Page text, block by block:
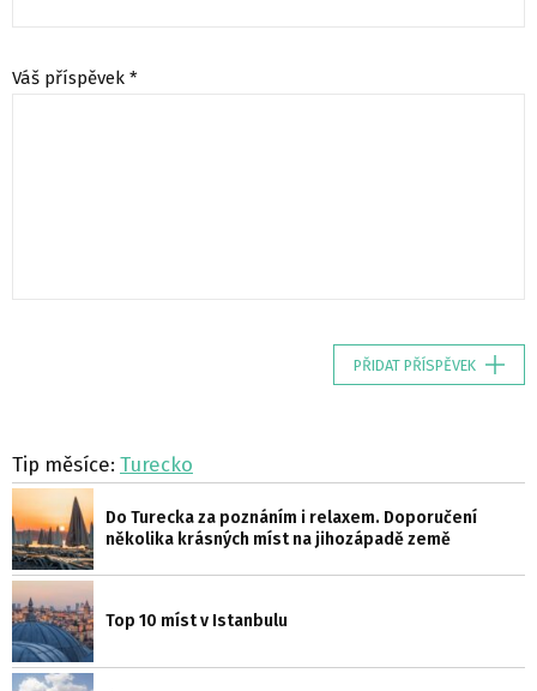
Váš příspěvek *
PŘIDAT PŘÍSPĚVEK
Tip měsíce: Turecko
Do Turecka za poznáním i relaxem. Doporučení
několika krásných míst na jihozápadě země
Top 10 míst v Istanbulu